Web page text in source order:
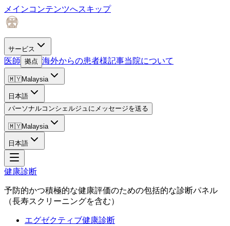
メインコンテンツへスキップ
サービス
医師 拠点 海外からの患者様記事当院について
🇲🇾Malaysia
日本語
パーソナルコンシェルジュにメッセージを送る
🇲🇾Malaysia
日本語
健康診断
予防的かつ積極的な健康評価のための包括的な診断パネル
（長寿スクリーニングを含む）
エグゼクティブ健康診断